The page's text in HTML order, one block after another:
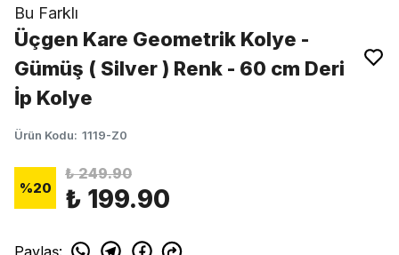
Bu Farklı
Üçgen Kare Geometrik Kolye -
Gümüş ( Silver ) Renk - 60 cm Deri
İp Kolye
Ürün Kodu: 1119-Z0
%20
₺ 249.90
₺ 199.90
Paylaş: